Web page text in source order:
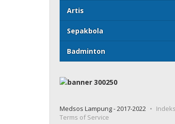
Artis
Sepakbola
Badminton
Medsos Lampung - 2017-2022
Terms of Service